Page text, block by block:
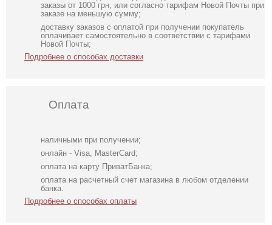
заказы от 1000 грн, или согласно тарифам Новой Почты при
заказе на меньшую сумму;
доставку заказов с оплатой при получении покупатель
оплачивает самостоятельно в соответствии с тарифами
Новой Почты;
Подробнее о способах доставки
Оплата
наличными при получении;
онлайн - Visa, MasterCard;
оплата на карту ПриватБанка;
оплата на расчетный счет магазина в любом отделении
банка.
Подробнее о способах оплаты